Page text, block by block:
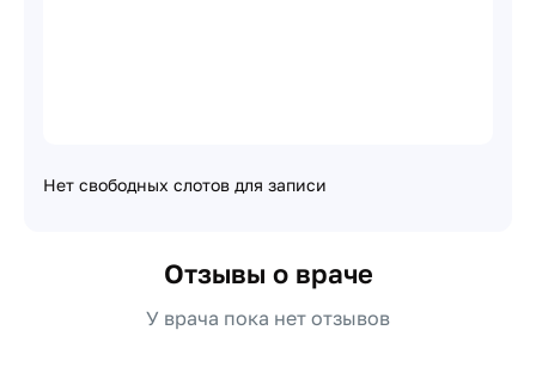
Нет свободных слотов для записи
Отзывы о враче
У врача пока нет отзывов